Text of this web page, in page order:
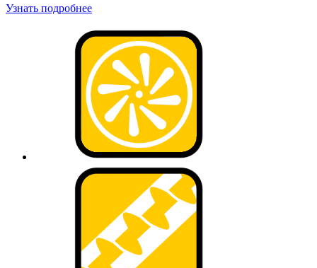
Узнать подробнее